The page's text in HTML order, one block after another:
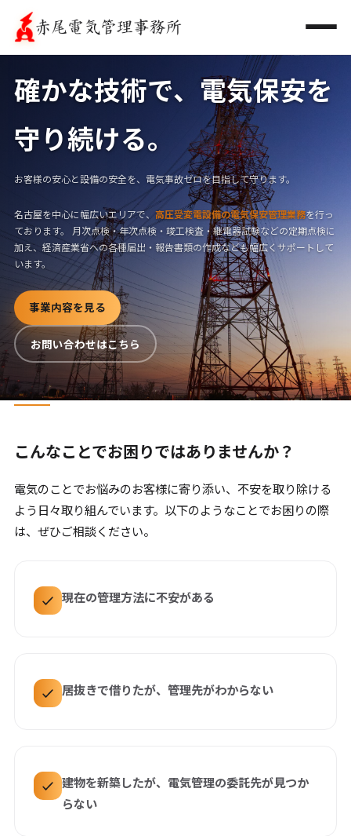
工事業者様へ
各種計算・作図
会社概要
お問い合わせ
確かな技術で、電気保安を
守り続ける。
お客様の安心と設備の安全を、電気事故ゼロを目指して守ります。
名古屋を中心に幅広いエリアで、 高圧受変電設備の電気保安管理業務を行っ
ております。 月次点検・年次点検・竣工検査・継電器試験などの定期点検に
加え、経済産業省への各種届出・報告書類の作成なども幅広くサポートして
います。
事業内容を見る
お問い合わせはこちら
こんなことでお困りではありませんか？
電気のことでお悩みのお客様に寄り添い、不安を取り除ける
よう日々取り組んでいます。以下のようなことでお困りの際
は、ぜひご相談ください。
現在の管理方法に不安がある
居抜きで借りたが、管理先がわからない
建物を新築したが、電気管理の委託先が見つか
らない